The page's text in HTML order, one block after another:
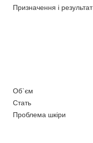
Призначення і результат
Об`єм
Стать
Проблема шкіри